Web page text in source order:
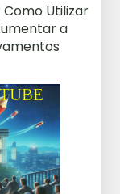
Utilizar
a